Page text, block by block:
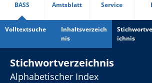
BASS Amtsblatt Service
Volltextsuche
Inhaltsverzeich
nis
ichnis
Stichwortverzeichnis
Alphabetischer Index